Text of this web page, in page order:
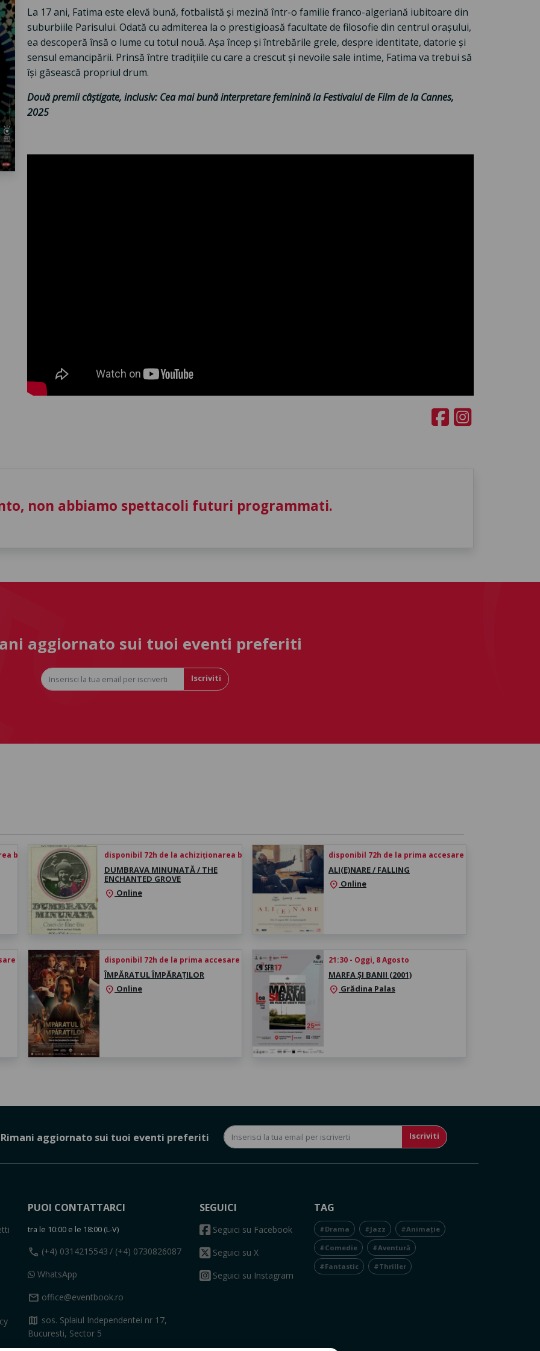
La 17 ani, Fatima este elevă bună, fotbalistă și mezină într-o familie franco-algeriană iubitoare din
suburbiile Parisului. Odată cu admiterea la o prestigioasă facultate de filosofie din centrul orașului,
ea descoperă însă o lume cu totul nouă. Așa încep și întrebările grele, despre identitate, datorie și
sensul emancipării. Prinsă între tradițiile cu care a crescut și nevoile sale intime, Fatima va trebui să
își găsească propriul drum.
Două premii câștigate, inclusiv: Cea mai bună interpretare feminină la Festivalul de Film de la Cannes,
2025
non abbiamo spettacoli futuri programmati.
aggiornato sui tuoi eventi preferiti
Iscriviti
biletului disponibil 72h de la achiziționarea biletului
DUMBRAVA MINUNATĂ / THE
ENCHANTED GROVE
location_on Online
disponibil 72h de la prima accesare
ALI(E)NARE / FALLING
location_on Online
disponibil 72h de la prima accesare
ÎMPĂRATUL ÎMPĂRAȚILOR
location_on Online
21:30 - Oggi, 8 Agosto
MARFA ȘI BANII (2001)
location_on Grădina Palas
Rimani aggiornato sui tuoi eventi preferiti Iscriviti
PUOI CONTATTARCI
tra le 10:00 e le 18:00 (L-V)
call (+4) 0314215543 / (+4) 0730826087
WhatsApp
mail office@eventbook.ro
map sos. Splaiul Independentei nr 17,
Bucuresti, Sector 5
SEGUICI
Seguici su Facebook
Seguici su X
Seguici su Instagram
TAG
#Drama #Jazz #Animație
#Comedie #Aventură
#Fantastic #Thriller